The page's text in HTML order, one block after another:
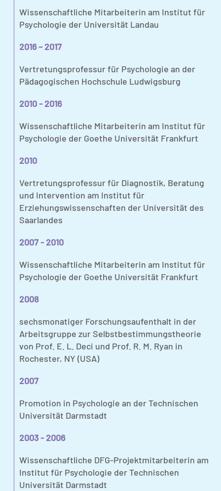
Wissenschaftliche Mitarbeiterin am Institut für
Psychologie der Universität Landau
2016 – 2017
Vertretungsprofessur für Psychologie an der
Pädagogischen Hochschule Ludwigsburg
2010 - 2016
Wissenschaftliche Mitarbeiterin am Institut für
Psychologie der Goethe Universität Frankfurt
2010
Vertretungsprofessur für Diagnostik, Beratung
und Intervention am Institut für
Erziehungswissenschaften der Universität des
Saarlandes
2007 - 2010
Wissenschaftliche Mitarbeiterin am Institut für
Psychologie der Goethe Universität Frankfurt
2008
sechsmonatiger Forschungsaufenthalt in der
Arbeitsgruppe zur Selbstbestimmungstheorie
von Prof. E. L. Deci und Prof. R. M. Ryan in
Rochester, NY (USA)
2007
Promotion in Psychologie an der Technischen
Universität Darmstadt
2003 - 2006
Wissenschaftliche DFG-Projektmitarbeiterin am
Institut für Psychologie der Technischen
Universität Darmstadt